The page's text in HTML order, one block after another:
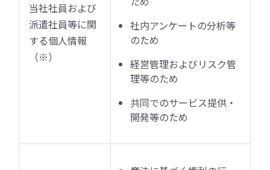
当社社員および
派遣社員等に関
する個人情報
（※）
社内アンケートの分析等
のため
経営管理およびリスク管
理等のため
共同でのサービス提供・
開発等のため